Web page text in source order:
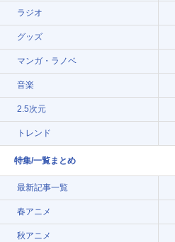
ラジオ
グッズ
マンガ・ラノベ
音楽
2.5次元
トレンド
特集/一覧まとめ
最新記事一覧
春アニメ
秋アニメ